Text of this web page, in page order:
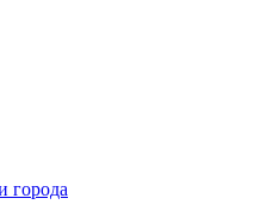
города